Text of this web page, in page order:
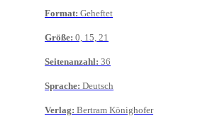
Format: Geheftet
Größe: 0, 15, 21
Seitenanzahl: 36
Sprache: Deutsch
Verlag: Bertram Könighofer